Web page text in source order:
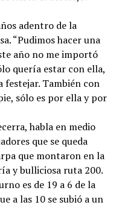
adentro de la
“Pudimos hacer una
año no me importó
quería estar con ella,
También con
sólo es por ella y por
habla en medio
que se queda
que montaron en la
y bulliciosa ruta 200.
es de 19 a 6 de la
a las 10 se subió a un